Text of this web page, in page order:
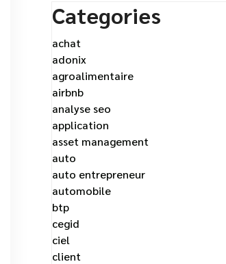
Categories
achat
adonix
agroalimentaire
airbnb
analyse seo
application
asset management
auto
auto entrepreneur
automobile
btp
cegid
ciel
client